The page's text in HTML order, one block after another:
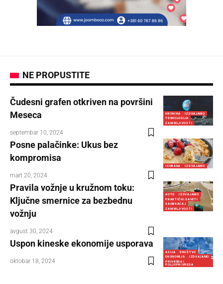
NE PROPUSTITE
HRONIKA
IZDVAJAMO
TEHNOLOGIJA
ZANIMLJIVOSTI
Čudesni grafen otkriven na površini
Meseca
septembar 10, 2024
ISHRANA IZDVAJAMO
Posne palačinke: Ukus bez
kompromisa
mart 20, 2024
AUTO
IZDVAJAMO
PRAKTIČNI SAVETI
SAOBRAĆAJ
ZANIMLJIVOSTI
Pravila vožnje u kružnom toku:
Ključne smernice za bezbednu
vožnju
avgust 30, 2024
AZIJA
DRUŠTVO
EKONOMIJA
IZDVAJAMO
PRIVREDA I
POLJOPRIVREDA
Uspon kineske ekonomije usporava
oktobar 18, 2024